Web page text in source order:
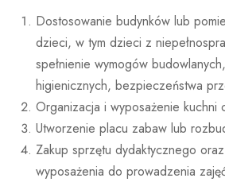
Dostosowanie budynków lub
dzieci, w tym dzieci z
spełnienie wymogów
higienicznych, bezpieczeństwa
Organizacja i wyposażenie kuchni
Utworzenie placu zabaw lub
Zakup sprzętu dydaktycznego
wyposażenia do prowadzenia